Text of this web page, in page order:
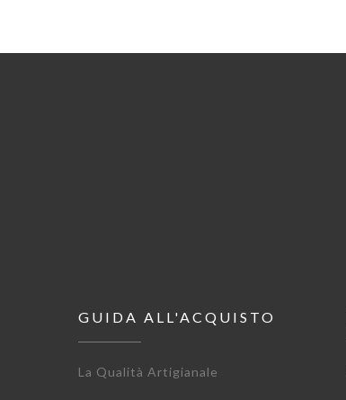
GUIDA ALL'ACQUISTO
La Qualità Artigianale